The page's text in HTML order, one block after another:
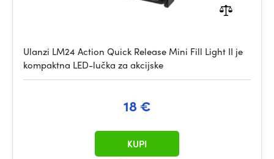
Ulanzi LM24 Action Quick Release Mini Fill Light II je
kompaktna LED-lučka za akcijske
18 €
KUPI